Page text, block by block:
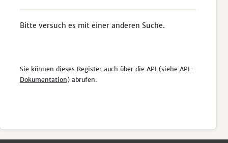
Bitte versuch es mit einer anderen Suche.
Sie können dieses Register auch über die API (siehe API-
Dokumentation) abrufen.